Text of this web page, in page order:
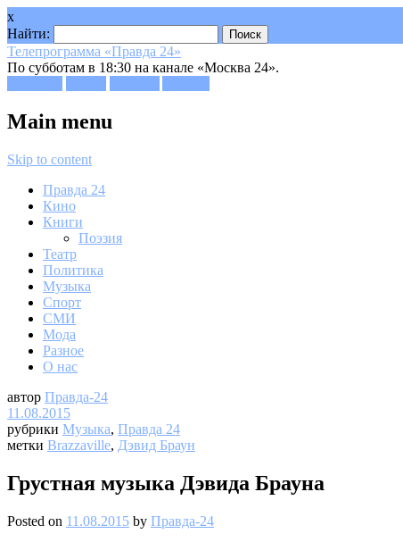
x
Найти:
Телепрограмма «Правда 24»
По субботам в 18:30 на канале «Москва 24».
Main menu
Skip to content
Правда 24
Кино
Книги
Поэзия
Театр
Политика
Музыка
Спорт
СМИ
Мода
Разное
О нас
автор Правда-24
11.08.2015
рубрики Музыка, Правда 24
метки Brazzaville, Дэвид Браун
Грустная музыка Дэвида Брауна
Posted on 11.08.2015 by Правда-24